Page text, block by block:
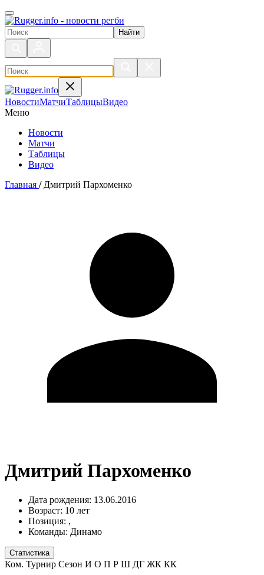
Поиск по сайту
НовостиМатчиТаблицыВидео
Меню
Новости
Матчи
Таблицы
Видео
Главная / Дмитрий Пархоменко
Дмитрий Пархоменко
Дата рождения: 13.06.2016
Возраст: 10 лет
Позиция: ,
Команды: Динамо
Статистика
Ком. Турнир Сезон И О П Р Ш ДГ ЖК КК